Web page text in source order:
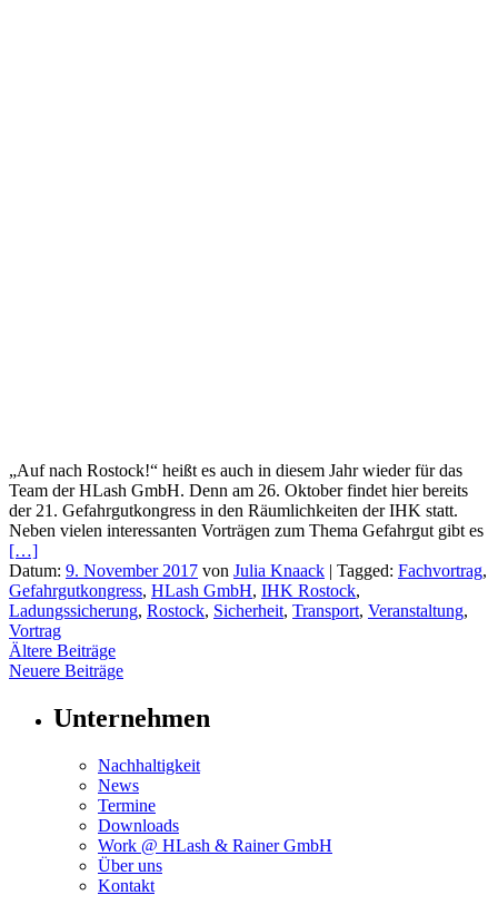
„Auf nach Rostock!“ heißt es auch in diesem Jahr wieder für das
Team der HLash GmbH. Denn am 26. Oktober findet hier bereits
der 21. Gefahrgutkongress in den Räumlichkeiten der IHK statt.
Neben vielen interessanten Vorträgen zum Thema Gefahrgut gibt es
[…]
Datum: 9. November 2017 von Julia Knaack | Tagged: Fachvortrag,
Gefahrgutkongress, HLash GmbH, IHK Rostock,
Ladungssicherung, Rostock, Sicherheit, Transport, Veranstaltung,
Vortrag
Beitragsnavigation
Ältere Beiträge
Neuere Beiträge
Unternehmen
Nachhaltigkeit
News
Termine
Downloads
Work @ HLash & Rainer GmbH
Über uns
Kontakt